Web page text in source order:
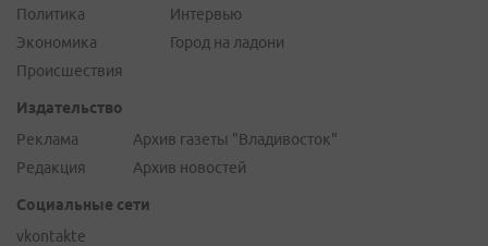
Политика
Экономика
Происшествия
Интервью
Город на ладони
Издательство
Реклама
Редакция
Архив газеты "Владивосток"
Архив новостей
Социальные сети
vkontakte